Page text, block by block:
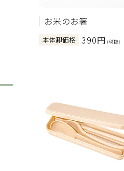
お米のお箸
本体卸価格 390円 (税抜)